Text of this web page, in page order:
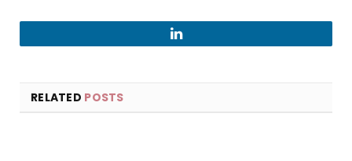
LinkedIn
RELATED POSTS